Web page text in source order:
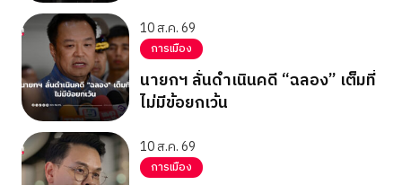
10 ส.ค. 69
การเมือง
นายกฯ ลั่นดำเนินคดี “ฉลอง” เต็มที่
ไม่มีข้อยกเว้น
10 ส.ค. 69
การเมือง